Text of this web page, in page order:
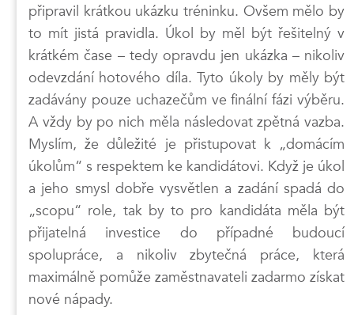
připravil krátkou ukázku tréninku. Ovšem mělo by
to mít jistá pravidla. Úkol by měl být řešitelný v
krátkém čase – tedy opravdu jen ukázka – nikoliv
odevzdání hotového díla. Tyto úkoly by měly být
zadávány pouze uchazečům ve finální fázi výběru.
A vždy by po nich měla následovat zpětná vazba.
Myslím, že důležité je přistupovat k „domácím
úkolům“ s respektem ke kandidátovi. Když je úkol
a jeho smysl dobře vysvětlen a zadání spadá do
„scopu“ role, tak by to pro kandidáta měla být
přijatelná investice do případné budoucí
spolupráce, a nikoliv zbytečná práce, která
maximálně pomůže zaměstnavateli zadarmo získat
nové nápady.